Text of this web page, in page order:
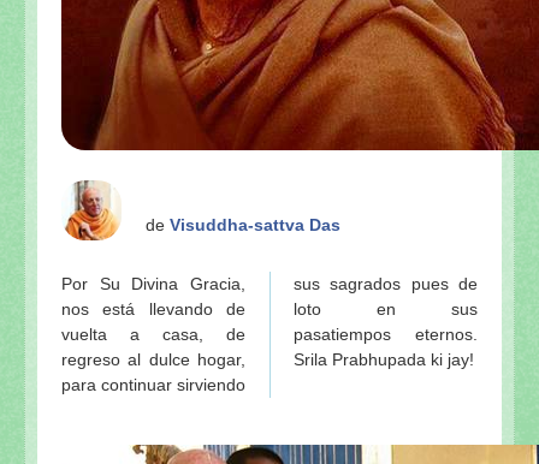
de Visuddha-sattva Das
Por Su Divina Gracia,
nos está llevando de
vuelta a casa, de
regreso al dulce hogar,
para continuar sirviendo
sus sagrados pues de
loto en sus
pasatiempos eternos.
Srila Prabhupada ki jay!